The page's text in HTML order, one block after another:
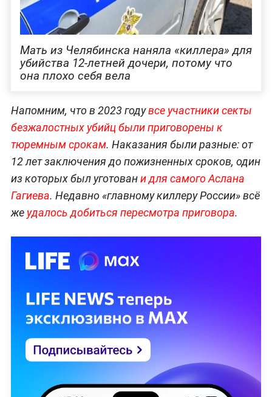
Мать из Челябинска наняла «киллера» для
убийства 12-летней дочери, потому что
она плохо себя вела
Напомним, что в 2023 годувсе участники секты
безжалостных убийц были приговорены к
тюремным срокам. Наказания были разные: от
12 лет заключения до пожизненных сроков, один
из которых был уготовани для самого Аслана
Гагиева. Недавно «главному киллеру России» всё
же удалось добиться пересмотра приговора.